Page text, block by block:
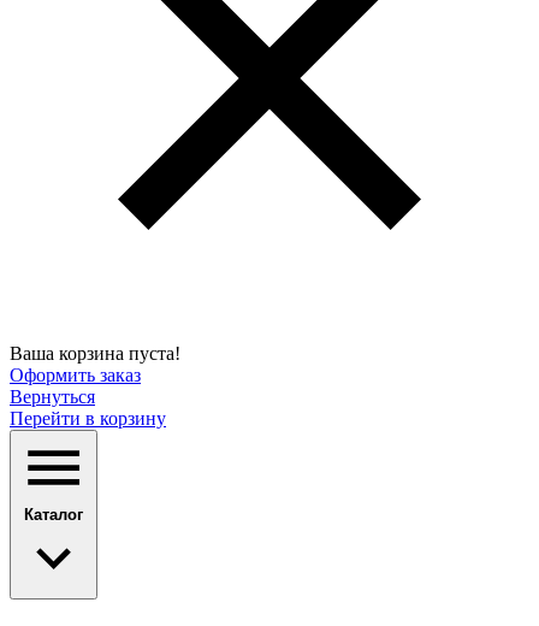
Ваша корзина пуста!
Оформить заказ
Вернуться
Перейти в корзину
Каталог